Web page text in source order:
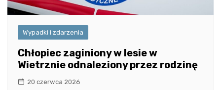
Wypadki i zdarzenia
Chłopiec zaginiony w lesie w
Wietrznie odnaleziony przez rodzinę
20 czerwca 2026